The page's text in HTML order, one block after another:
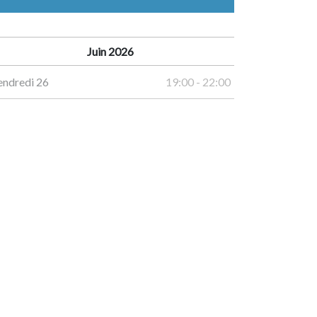
Juin 2026
26 19:00 - 22:00